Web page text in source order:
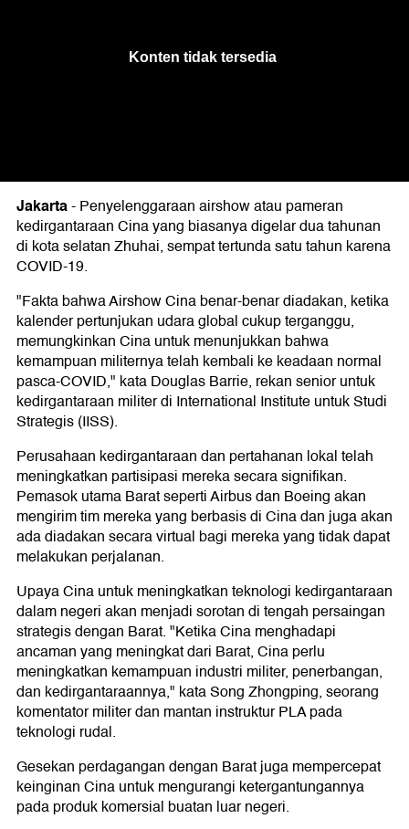
Jakarta-Penyelenggaraan airshow atau pameran
kedirgantaraan Cina yang biasanya digelar dua tahunan
di kota selatan Zhuhai, sempat tertunda satu tahun karena
COVID-19.
"Fakta bahwa Airshow Cina benar-benar diadakan, ketika
kalender pertunjukan udara global cukup terganggu,
memungkinkan Cina untuk menunjukkan bahwa
kemampuan militernya telah kembali ke keadaan normal
pasca-COVID," kata Douglas Barrie, rekan senior untuk
kedirgantaraan militer di International Institute untuk Studi
Strategis (IISS).
Perusahaan kedirgantaraan dan pertahanan lokal telah
meningkatkan partisipasi mereka secara signifikan.
Pemasok utama Barat seperti Airbus dan Boeing akan
mengirim tim mereka yang berbasis di Cina dan juga akan
ada diadakan secara virtual bagi mereka yang tidak dapat
melakukan perjalanan.
Upaya Cina untuk meningkatkan teknologi kedirgantaraan
dalam negeri akan menjadi sorotan di tengah persaingan
strategis dengan Barat. "Ketika Cina menghadapi
ancaman yang meningkat dari Barat, Cina perlu
meningkatkan kemampuan industri militer, penerbangan,
dan kedirgantaraannya," kata Song Zhongping, seorang
komentator militer dan mantan instruktur PLA pada
teknologi rudal.
Gesekan perdagangan dengan Barat juga mempercepat
keinginan Cina untuk mengurangi ketergantungannya
pada produk komersial buatan luar negeri.